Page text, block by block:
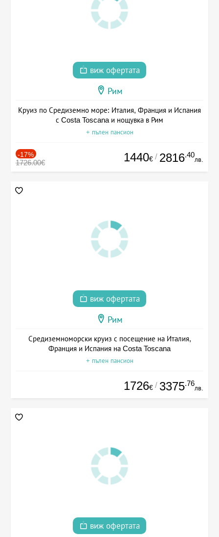
виж офертата
Рим
Круиз по Средиземно море: Италия, Франция и Испания
с Costa Toscana и нощувка в Рим
+ пълен пансион
-17%
1726.00€ 1440€ / 2816.40
лв.
виж офертата
Рим
Средиземноморски круиз с посещение на Италия,
Франция и Испания на Costa Toscana
+ пълен пансион
1726€ / 3375.76
лв.
виж офертата